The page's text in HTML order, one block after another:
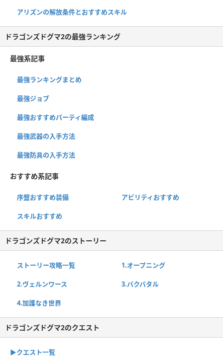
アリズンの解放条件とおすすめスキル
ドラゴンズドグマ2の最強ランキング
最強系記事
最強ランキングまとめ
最強ジョブ
最強おすすめパーティ編成
最強武器の入手方法
最強防具の入手方法
おすすめ系記事
序盤おすすめ装備 アビリティおすすめ
スキルおすすめ
ドラゴンズドグマ2のストーリー
ストーリー攻略一覧 1.オープニング
2.ヴェルンワース 3.バクバタル
4.加護なき世界
ドラゴンズドグマ2のクエスト
▶︎クエスト一覧